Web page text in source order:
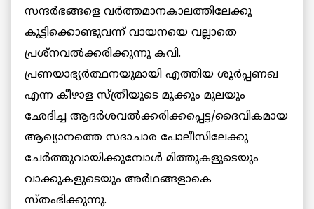
സന്ദര്‍ഭങ്ങളെ വര്‍ത്തമാനകാലത്തിലേക്കു
കൂട്ടിക്കൊണ്ടുവന്ന് വായനയെ വല്ലാതെ
പ്രശ്‌നവല്‍ക്കരിക്കുന്നു കവി.
പ്രണയാഭ്യര്‍ത്ഥനയുമായി എത്തിയ ശൂര്‍പ്പണഖ
എന്ന കീഴാള സ്ത്രീയുടെ മൂക്കും മുലയും
ഛേദിച്ച ആദര്‍ശവല്‍ക്കരിക്കപ്പെട്ട/ദൈവികമായ
ആഖ്യാനത്തെ സദാചാര പോലീസിലേക്കു
ചേര്‍ത്തുവായിക്കുമ്പോള്‍ മിത്തുകളുടെയും
വാക്കുകളുടെയും അര്‍ഥങ്ങളാകെ
സ്തംഭിക്കുന്നു.